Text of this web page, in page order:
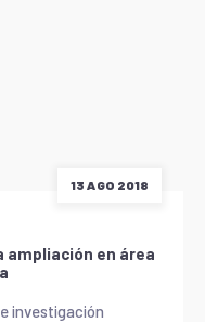
13 AGO 2018
en área
investigación